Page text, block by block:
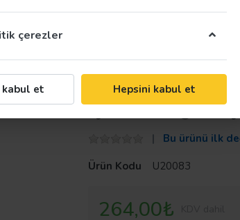
İş Güvenliği Ekipmanları İş
Taroks
İş Güvenliği
Bu ürünü ilk
Ürün Kodu
U20083
264,00₺
çerezler
et Hepsini kabul et